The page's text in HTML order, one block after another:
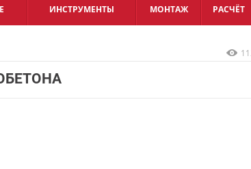
ИНСТРУМЕНТЫ МОНТАЖ РАСЧЁТ